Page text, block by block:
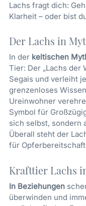
Lachs fragt dich:
Klarheit – oder bist
Der Lachs in
In der keltischen
Tier: Der „Lachs der
Segais und verleiht
grenzenloses
Ureinwohner
Symbol für
sich selbst, sondern
Überall steht der
für
Krafttier Lachs
In Beziehungen
überwinden und